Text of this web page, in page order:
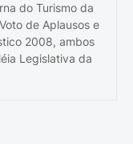
do Turismo da
de Aplausos e
2008, ambos
Legislativa da